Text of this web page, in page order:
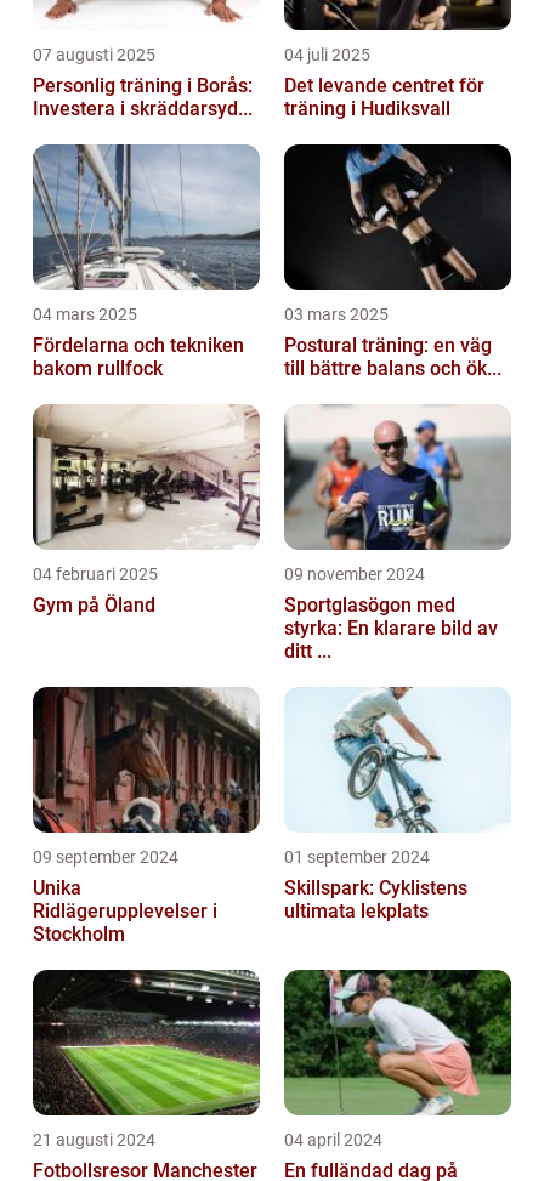
07 augusti 2025
Personlig träning i Borås:
Investera i skräddarsyd...
04 juli 2025
Det levande centret för
träning i Hudiksvall
04 mars 2025
Fördelarna och tekniken
bakom rullfock
03 mars 2025
Postural träning: en väg
till bättre balans och ök...
04 februari 2025
Gym på Öland
09 november 2024
Sportglasögon med
styrka: En klarare bild av
ditt ...
09 september 2024
Unika
Ridlägerupplevelser i
Stockholm
01 september 2024
Skillspark: Cyklistens
ultimata lekplats
21 augusti 2024
Fotbollsresor Manchester
04 april 2024
En fulländad dag på